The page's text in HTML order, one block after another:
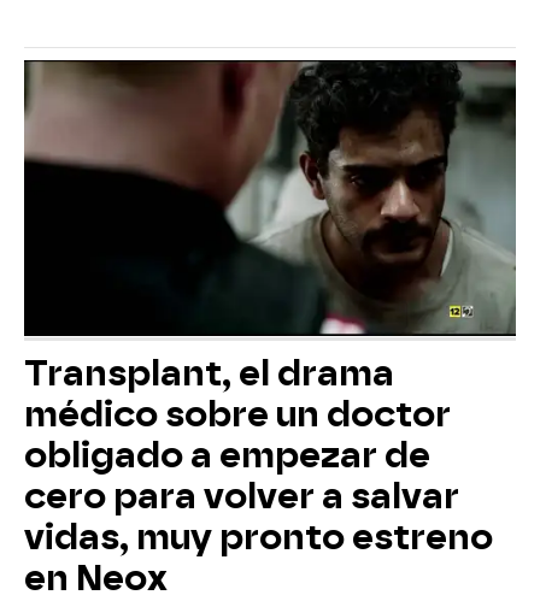
Transplant, el drama
médico sobre un doctor
obligado a empezar de
cero para volver a salvar
vidas, muy pronto estreno
en Neox